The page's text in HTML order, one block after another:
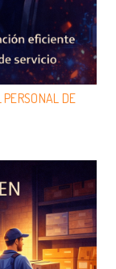
PERSONAL DE